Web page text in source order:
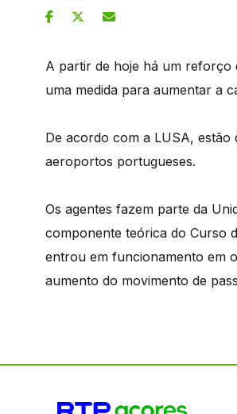
A partir de hoje há um reforço
uma medida para aumentar a
De acordo com a LUSA, estão
aeroportos portugueses.
Os agentes fazem parte da
componente teórica do Curso
entrou em funcionamento em
aumento do movimento de